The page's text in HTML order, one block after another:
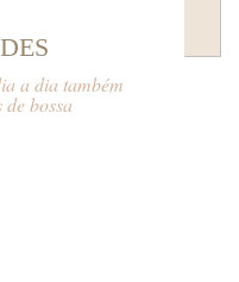
a dia também
de bossa